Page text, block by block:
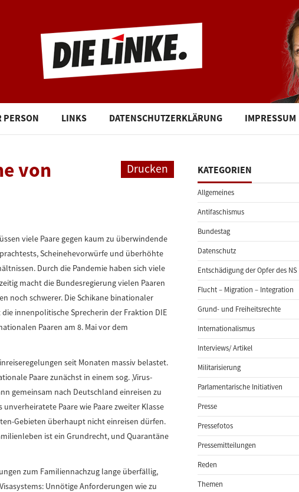
PERSON LINKS DATENSCHUTZERKLÄRUNG IMPRESSUM
Drucken
von
viele Paare gegen kaum zu überwindende
Scheinehevorwürfe und überhöhte
Durch die Pandemie haben sich viele
macht die Bundesregierung vielen Paaren
noch schwerer. Die Schikane binationaler
innenpolitische Sprecherin der Fraktion DIE
Paaren am 8. Mai vor dem
seit Monaten massiv belastet.
Paare zunächst in einem sog. ‚Virus-
gemeinsam nach Deutschland einreisen zu
Paare wie Paare zweiter Klasse
Gebieten überhaupt nicht einreisen dürfen.
ist ein Grundrecht, und Quarantäne
zum Familiennachzug lange überfällig,
Unnötige Anforderungen wie zu
KATEGORIEN
Allgemeines
Antifaschismus
Bundestag
Datenschutz
Entschädigung der Opfer des NS
Flucht – Migration – Integration
Grund- und Freiheitsrechte
Internationalismus
Interviews/ Artikel
Militarisierung
Parlamentarische Initiativen
Presse
Pressefotos
Pressemitteilungen
Reden
Themen